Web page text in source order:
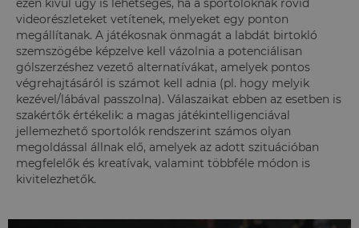
ezen kívül úgy is lehetséges, ha a sportolóknak rövid
videorészleteket vetítenek, melyeket egy ponton
megállítanak. A játékosnak önmagát a labdát birtokló
szemszögébe képzelve kell vázolnia a potenciálisan
gólszerzéshez vezető alternatívákat, amelyek pontos
végrehajtásáról is számot kell adnia (pl. hogy melyik
kezével/lábával passzolna). Válaszaikat ebben az esetben is
szakértők értékelik: a magas játékintelligenciával
jellemezhető sportolók rendszerint számos olyan
megoldással állnak elő, amelyek az adott szituációban
megfelelők és kreatívak, valamint többféle módon is
kivitelezhetők.